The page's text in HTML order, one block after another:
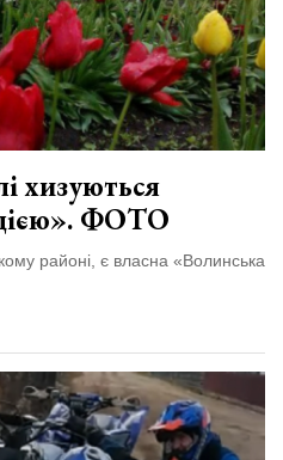
хизуються
ФОТО
районі, є власна «Волинська